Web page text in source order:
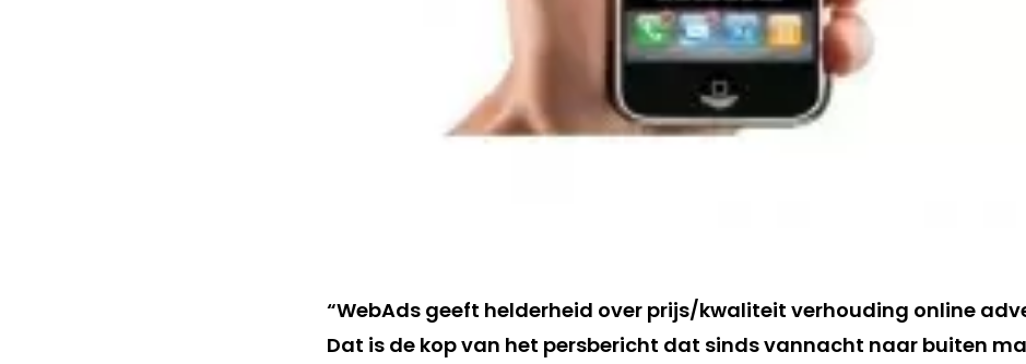
“WebAds geeft helderheid over prijs/kwaliteit verhouding online
Dat is de kop van het persbericht dat sinds vannacht naar buiten